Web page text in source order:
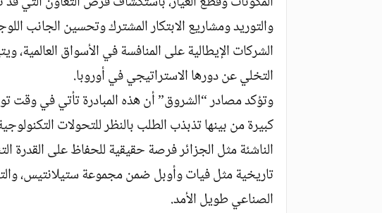
والتوريد ومشاريع الابتكار المشترك وتحسين الجانب
الشركات الإيطالية على المنافسة في الأسواق العالمية،
التخلي عن دورها الاستراتيجي في أوروبا.
وتؤكد مصادر “الشروق” أن هذه المبادرة تأتي في وقت
كبيرة من بينها تذبذب الطلب بالنظر للتحولات
الناشئة مثل الجزائر فرصة حقيقية للحفاظ على
تاريخية مثل فيات وأوبل ضمن مجموعة ستيلانتيس،
الصناعي طويل الأمد.